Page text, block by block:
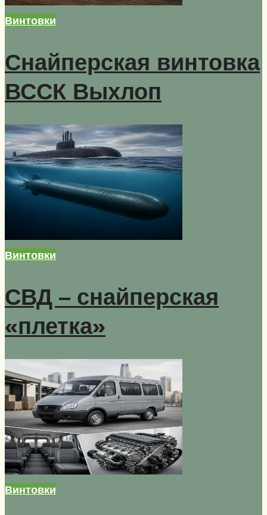
Винтовки
Снайперская винтовка
ВССК Выхлоп
Винтовки
СВД – снайперская
«плетка»
Винтовки